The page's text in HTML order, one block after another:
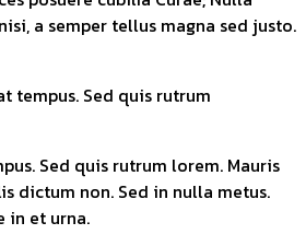
a semper tellus magna sed justo.
tempus. Sed quis rutrum
Sed quis rutrum lorem. Mauris
dictum non. Sed in nulla metus.
in et urna.